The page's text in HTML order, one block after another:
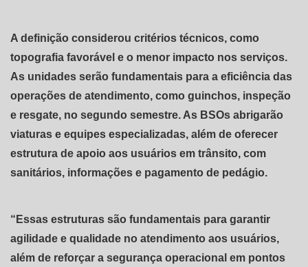
A definição considerou critérios técnicos, como
topografia favorável e o menor impacto nos serviços.
As unidades serão fundamentais para a eficiência das
operações de atendimento, como guinchos, inspeção
e resgate, no segundo semestre. As BSOs abrigarão
viaturas e equipes especializadas, além de oferecer
estrutura de apoio aos usuários em trânsito, com
sanitários, informações e pagamento de pedágio.
“Essas estruturas são fundamentais para garantir
agilidade e qualidade no atendimento aos usuários,
além de reforçar a segurança operacional em pontos